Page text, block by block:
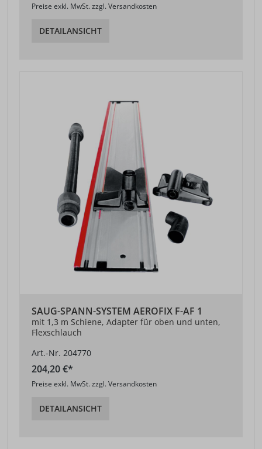
Preise exkl. MwSt. zzgl. Versandkosten
DETAILANSICHT
SAUG-SPANN-SYSTEM AEROFIX F-AF 1
mit 1,3 m Schiene, Adapter für oben und unten,
Flexschlauch
Art.-Nr. 204770
204,20 €*
Preise exkl. MwSt. zzgl. Versandkosten
DETAILANSICHT